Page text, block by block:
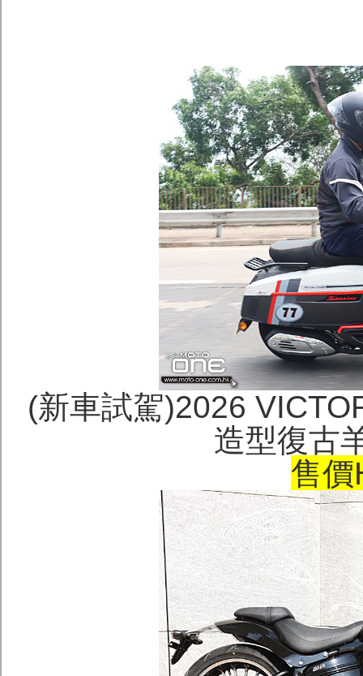
(新車試駕)2026
造型復古
售價